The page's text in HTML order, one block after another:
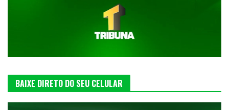
BAIXE DIRETO DO SEU CELULAR